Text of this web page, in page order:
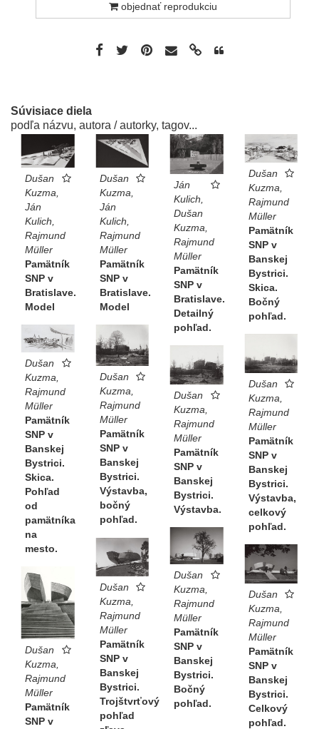
objednať reprodukciu
Súvisiace diela
podľa názvu, autora / autorky, tagov...
Dušan
Kuzma,
Ján
Kulich,
Rajmund
Müller
Pamätník
SNP v
Bratislave.
Model
Dušan
Kuzma,
Ján
Kulich,
Rajmund
Müller
Pamätník
SNP v
Bratislave.
Model
Ján
Kulich,
Dušan
Kuzma,
Rajmund
Müller
Pamätník
SNP v
Bratislave.
Detailný
pohľad.
Dušan
Kuzma,
Rajmund
Müller
Pamätník
SNP v
Banskej
Bystrici.
Skica.
Bočný
pohľad.
Dušan
Kuzma,
Rajmund
Müller
Pamätník
SNP v
Banskej
Bystrici.
Skica.
Pohľad
od
pamätníka
na
mesto.
Dušan
Kuzma,
Rajmund
Müller
Pamätník
SNP v
Banskej
Bystrici.
Výstavba,
bočný
pohľad.
Dušan
Kuzma,
Rajmund
Müller
Pamätník
SNP v
Banskej
Bystrici.
Výstavba,
celkový
pohľad.
Dušan
Kuzma,
Rajmund
Müller
Pamätník
SNP v
Banskej
Bystrici.
Výstavba.
Dušan
Kuzma,
Rajmund
Müller
Pamätník
SNP v
Banskej
Bystrici.
Bočný
pohľad.
Dušan
Kuzma,
Rajmund
Müller
Pamätník
SNP v
Banskej
Bystrici.
Trojštvrťový
pohľad
Dušan
Kuzma,
Rajmund
Müller
Pamätník
SNP v
Banskej
Bystrici.
Celkový
pohľad.
Dušan
Kuzma,
Rajmund
Müller
Pamätník
SNP v